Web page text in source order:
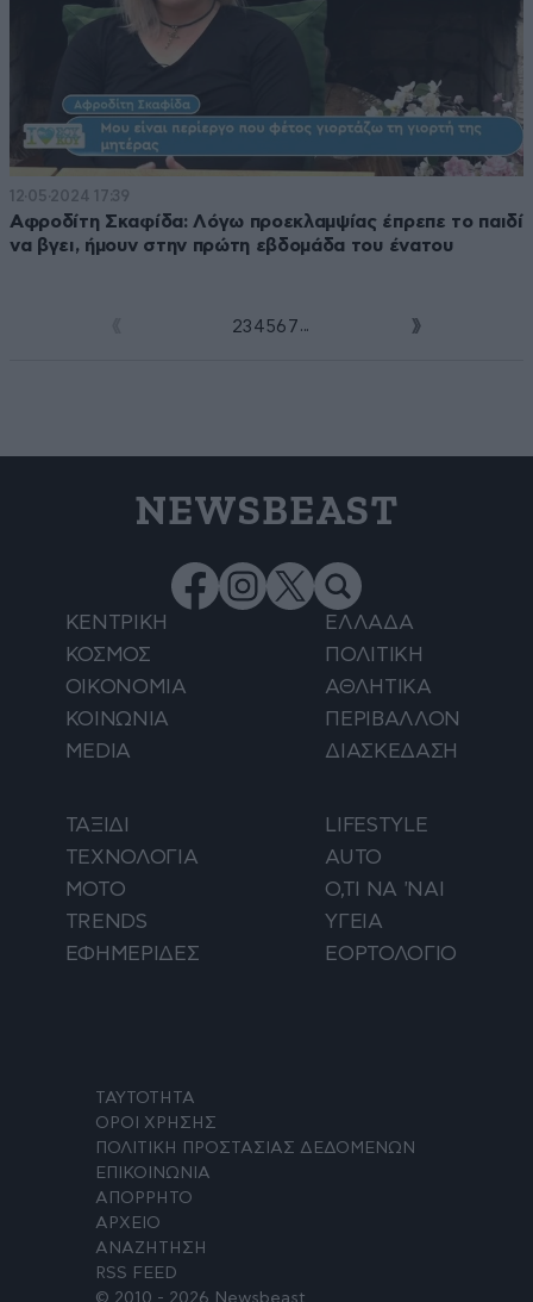
12·05·2024 17:39
Αφροδίτη Σκαφίδα: Λόγω προεκλαμψίας έπρεπε το παιδί
να βγει, ήμουν στην πρώτη εβδομάδα του ένατου
23 4 56 7 ...
NEWSBEAST
ΚΕΝΤΡΙΚΗ
ΕΛΛΑΔΑ
ΚΟΣΜΟΣ
ΠΟΛΙΤΙΚΗ
ΟΙΚΟΝΟΜΙΑ
ΑΘΛΗΤΙΚΑ
ΚΟΙΝΩΝΙΑ
ΠΕΡΙΒΑΛΛΟΝ
MEDIA
ΔΙΑΣΚΕΔΑΣΗ
ΤΑΞΙΔΙ
LIFESTYLE
ΤΕΧΝΟΛΟΓΙΑ
AUTO
ΜΟΤΟ
Ο,ΤΙ ΝΑ 'ΝΑΙ
TRENDS
ΥΓΕΙΑ
ΕΦΗΜΕΡΙΔΕΣ
ΕΟΡΤΟΛΟΓΙΟ
ΤΑΥΤΟΤΗΤΑ
ΟΡΟΙ ΧΡΗΣΗΣ
ΠΟΛΙΤΙΚΗ ΠΡΟΣΤΑΣΙΑΣ ΔΕΔΟΜΕΝΩΝ
ΕΠΙΚΟΙΝΩΝΙΑ
ΑΠΟΡΡΗΤΟ
ΑΡΧΕΙΟ
ΑΝΑΖΗΤΗΣΗ
RSS FEED
© 2010 - 2026 Newsbeast